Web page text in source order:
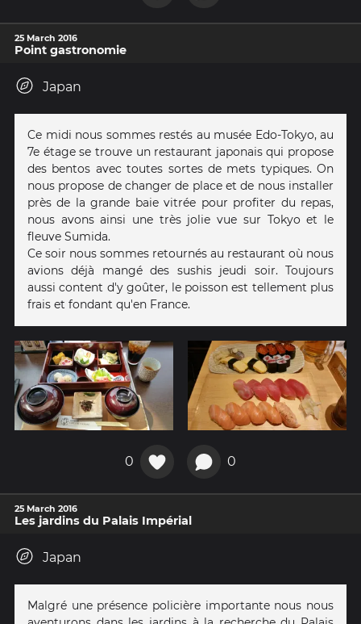
25 March 2016
Point gastronomie
Japan
Ce midi nous sommes restés au musée Edo-Tokyo, au
7e étage se trouve un restaurant japonais qui propose
des bentos avec toutes sortes de mets typiques. On
nous propose de changer de place et de nous installer
près de la grande baie vitrée pour profiter du repas,
nous avons ainsi une très jolie vue sur Tokyo et le
fleuve Sumida.
Ce soir nous sommes retournés au restaurant où nous
avions déjà mangé des sushis jeudi soir. Toujours
aussi content d'y goûter, le poisson est tellement plus
frais et fondant qu'en France.
0 0
25 March 2016
Les jardins du Palais Impérial
Japan
Malgré une présence policière importante nous nous